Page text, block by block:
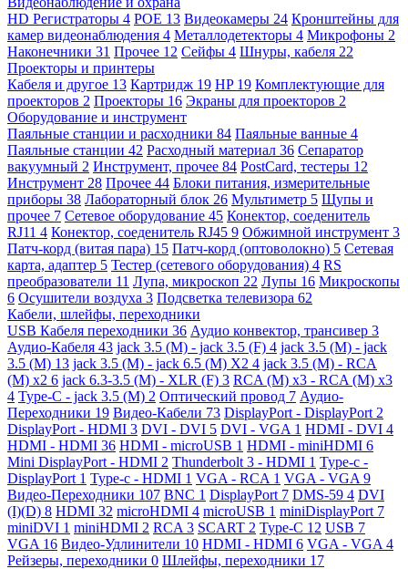
HD Регистраторы 4 POE 13 Видеокамеры 24 Кронштейны для
камер видеонаблюдения 4 Металлодетекторы 4 Микрофоны 2
Наконечники 31 Прочее 12 Сейфы 4 Шнуры, кабеля 22
Проекторы и принтеры
Кабеля и другое 13 Картридж 19 HP 19 Комплектующие для
проекторов 2 Проекторы 16 Экраны для проекторов 2
Оборудование и инструмент
Паяльные станции и расходники 84 Паяльные ванные 4
Паяльные станции 42 Расходный материал 36 Сепаратор
вакуумный 2 Инструмент, прочее 84 PostCard, тестеры 12
Инструмент 28 Прочее 44 Блоки питания, измерительные
приборы 38 Лабораторный блок 26 Мультиметр 5 Щупы и
прочее 7 Сетевое оборудование 45 Конектор, соеденитель
RJ11 4 Конектор, соеденитель RJ45 9 Обжимной инструмент 3
Патч-корд (витая пара) 15 Патч-корд (оптоволокно) 5 Сетевая
карта, адаптер 5 Тестер (сетевого оборудования) 4 RS
преобразователи 11 Лупа, микроскоп 22 Лупы 16 Микроскопы
6 Осушители воздуха 3 Подсветка телевизора 62
Кабели, шлейфы, переходники
USB Кабеля переходники 36 Аудио конвектор, трансивер 3
Аудио-Кабеля 43 jack 3.5 (M) - jack 3.5 (F) 4 jack 3.5 (M) - jack
3.5 (M) 13 jack 3.5 (M) - jack 6.5 (M) X2 4 jack 3.5 (M) - RCA
(M) x2 6 jack 6.3-3.5 (M) - XLR (F) 3 RCA (M) x3 - RCA (M) x3
4 Type-C - jack 3.5 (M) 2 Оптический провод 7 Аудио-
Переходники 19 Видео-Кабели 73 DisplayPort - DisplayPort 2
DisplayPort - HDMI 3 DVI - DVI 5 DVI - VGA 1 HDMI - DVI 4
HDMI - HDMI 36 HDMI - microUSB 1 HDMI - miniHDMI 6
Mini DisplayPort - HDMI 2 Thunderbolt 3 - HDMI 1 Type-c -
DisplayPort 1 Type-c - HDMI 1 VGA - RCA 1 VGA - VGA 9
Видео-Переходники 107 BNC 1 DisplayPort 7 DMS-59 4 DVI
(I)(D) 8 HDMI 32 microHDMI 4 microUSB 1 miniDisplayPort 7
miniDVI 1 miniHDMI 2 RCA 3 SCART 2 Type-C 12 USB 7
VGA 16 Видео-Удлинители 10 HDMI - HDMI 6 VGA - VGA 4
Рейзеры, переходники 0 Шлейфы, переходники 17